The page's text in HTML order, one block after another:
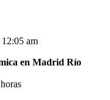
am
en Madrid Río